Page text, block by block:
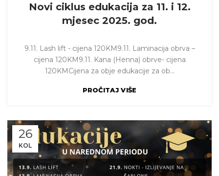
Novi ciklus edukacija za 11. i 12.
mjesec 2025. god.
9.11. Lash lift - cijena 120KM9.11. Laminacija obrva –
cijena 120KM9.11. Kana (Henna) obrve- cijena
120KMCijena za obje edukacije za ob...
PROČITAJ VIŠE
26
KOL